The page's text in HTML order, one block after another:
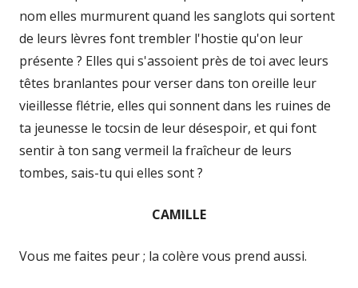
nom elles murmurent quand les sanglots qui sortent
de leurs lèvres font trembler l'hostie qu'on leur
présente ? Elles qui s'assoient près de toi avec leurs
têtes branlantes pour verser dans ton oreille leur
vieillesse flétrie, elles qui sonnent dans les ruines de
ta jeunesse le tocsin de leur désespoir, et qui font
sentir à ton sang vermeil la fraîcheur de leurs
tombes, sais-tu qui elles sont ?
CAMILLE
Vous me faites peur ; la colère vous prend aussi.